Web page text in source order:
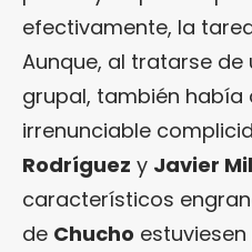
efectivamente, la
Aunque, al tratarse de
grupal, también había
irrenunciable
Rodríguez y Javier
característicos
de Chucho